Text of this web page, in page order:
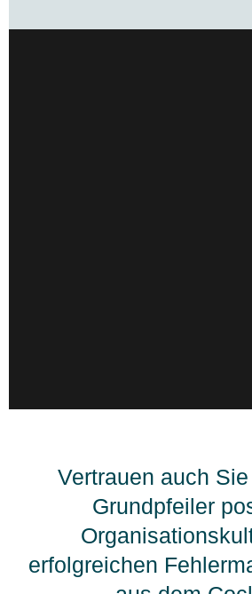
Vertrauen auch
Grundpfeiler
erfolgreichen